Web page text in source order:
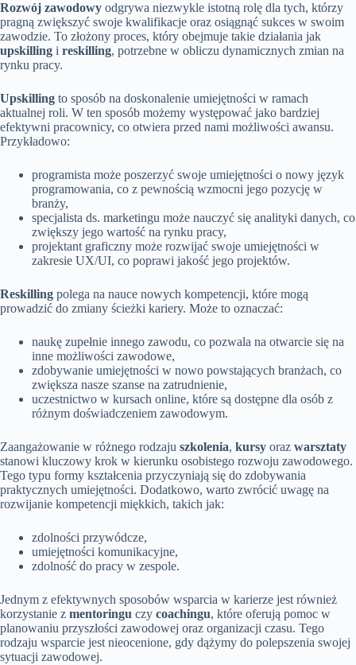
Rozwój zawodowy odgrywa niezwykle istotną rolę dla tych, którzy
pragną zwiększyć swoje kwalifikacje oraz osiągnąć sukces w swoim
zawodzie. To złożony proces, który obejmuje takie działania jak
upskilling i reskilling, potrzebne w obliczu dynamicznych zmian na
rynku pracy.
Upskilling to sposób na doskonalenie umiejętności w ramach
aktualnej roli. W ten sposób możemy występować jako bardziej
efektywni pracownicy, co otwiera przed nami możliwości awansu.
Przykładowo:
programista może poszerzyć swoje umiejętności o nowy język
programowania, co z pewnością wzmocni jego pozycję w
branży,
specjalista ds. marketingu może nauczyć się analityki danych, co
zwiększy jego wartość na rynku pracy,
projektant graficzny może rozwijać swoje umiejętności w
zakresie UX/UI, co poprawi jakość jego projektów.
Reskilling polega na nauce nowych kompetencji, które mogą
prowadzić do zmiany ścieżki kariery. Może to oznaczać:
naukę zupełnie innego zawodu, co pozwala na otwarcie się na
inne możliwości zawodowe,
zdobywanie umiejętności w nowo powstających branżach, co
zwiększa nasze szanse na zatrudnienie,
uczestnictwo w kursach online, które są dostępne dla osób z
różnym doświadczeniem zawodowym.
Zaangażowanie w różnego rodzaju szkolenia, kursy oraz warsztaty
stanowi kluczowy krok w kierunku osobistego rozwoju zawodowego.
Tego typu formy kształcenia przyczyniają się do zdobywania
praktycznych umiejętności. Dodatkowo, warto zwrócić uwagę na
rozwijanie kompetencji miękkich, takich jak:
zdolności przywódcze,
umiejętności komunikacyjne,
zdolność do pracy w zespole.
Jednym z efektywnych sposobów wsparcia w karierze jest również
korzystanie z mentoringu czy coachingu, które oferują pomoc w
planowaniu przyszłości zawodowej oraz organizacji czasu. Tego
rodzaju wsparcie jest nieocenione, gdy dążymy do polepszenia swojej
sytuacji zawodowej.